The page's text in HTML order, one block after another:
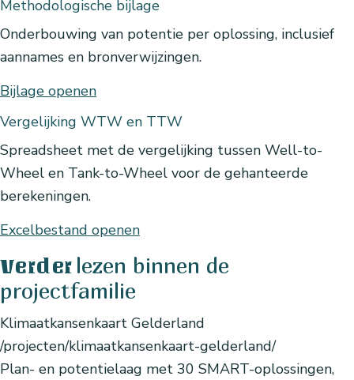
Methodologische bijlage
Onderbouwing van potentie per oplossing, inclusief
aannames en bronverwijzingen.
Bijlage openen
Vergelijking WTW en TTW
Spreadsheet met de vergelijking tussen Well-to-
Wheel en Tank-to-Wheel voor de gehanteerde
berekeningen.
Excelbestand openen
Verder lezen binnen de
projectfamilie
Klimaatkansenkaart Gelderland
/projecten/klimaatkansenkaart-gelderland/
Plan- en potentielaag met 30 SMART-oplossingen,